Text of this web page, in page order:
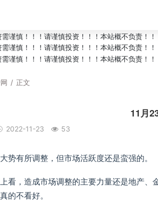
/ 正文
11月
2022-11-23 53
势有所调整，但市场活跃度还是蛮强的。
看，造成市场调整的主要力量还是地产
的不看好。